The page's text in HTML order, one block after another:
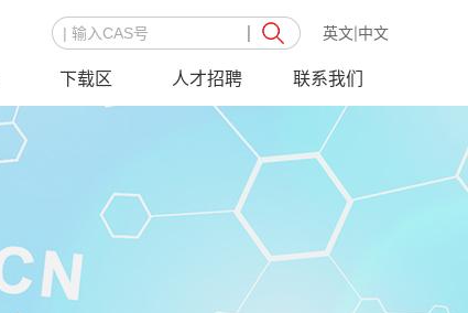
英文 中文
下载区 人才招聘 联系我们